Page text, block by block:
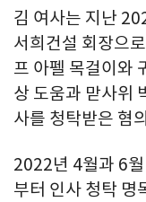
김 여사는 지난
서희건설 회장으
프 아펠 목걸이와
상 도움과 맏사위
사를 청탁받은 혐
2022년 4월과 6
부터 인사 청탁 명